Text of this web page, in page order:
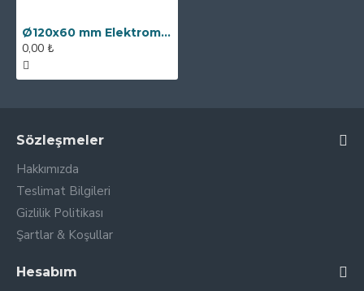
Ø120x60 mm Elektromıknatıs - Büyük - Güçlü Elektromıknatıs - 400 kg Çekim Gücü
0,00 ₺
Sözleşmeler
Hakkımızda
Teslimat Bilgileri
Gizlilik Politikası
Şartlar & Koşullar
Hesabım